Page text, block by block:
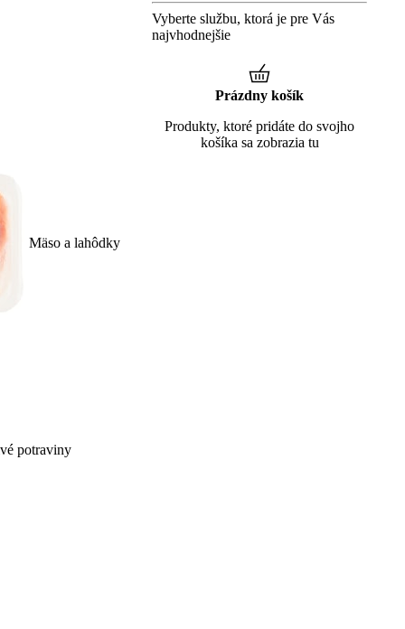
Mäso a lahôdky
potraviny
Vyberte službu, ktorá je pre Vás
najvhodnejšie
Prázdny košík
Produkty, ktoré pridáte do svojho
košíka sa zobrazia tu